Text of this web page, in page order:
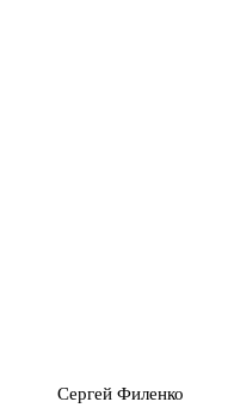
Сергей Филенко